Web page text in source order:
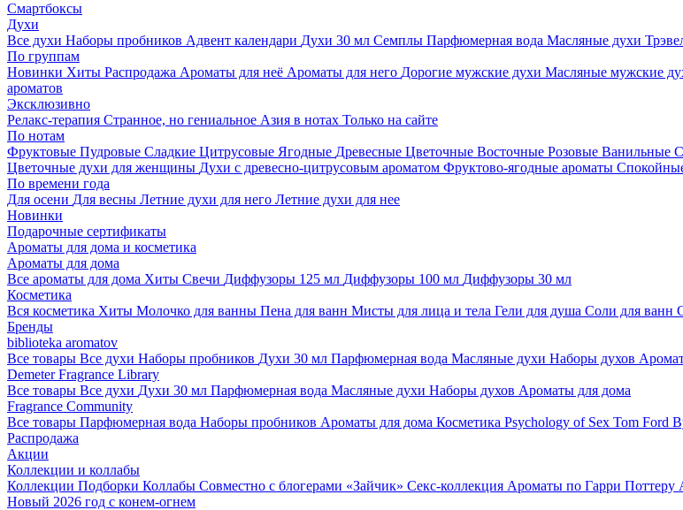
Смартбоксы
Духи
Все духи Наборы пробников Адвент календари Духи 30 мл Семплы Парфюмерная вода Масляные духи
По группам
Новинки Хиты Распродажа Ароматы для неё Ароматы для него Дорогие мужские духи Масляные мужские
ароматов
Эксклюзивно
Релакс-терапия Странное, но гениальное Азия в нотах Только на сайте
По нотам
Фруктовые Пудровые Сладкие Цитрусовые Ягодные Древесные Цветочные Восточные Розовые Ванильные
Цветочные духи для женщины Духи с древесно-цитрусовым ароматом Фруктово-ягодные ароматы
По времени года
Для осени Для весны Летние духи для него Летние духи для нее
Новинки
Подарочные сертификаты
Ароматы для дома и косметика
Ароматы для дома
Все ароматы для дома Хиты Свечи Диффузоры 125 мл Диффузоры 100 мл Диффузоры 30 мл
Косметика
Вся косметика Хиты Молочко для ванны Пена для ванн Мисты для лица и тела Гели для душа Соли для ванн
Бренды
biblioteka aromatov
Все товары Все духи Наборы пробников Духи 30 мл Парфюмерная вода Масляные духи Наборы духов
Demeter Fragrance Library
Все товары Все духи Духи 30 мл Парфюмерная вода Масляные духи Наборы духов Ароматы для дома
Fragrance Community
Все товары Парфюмерная вода Наборы пробников Ароматы для дома Косметика Psychology of Sex Tom Ford
Распродажа
Акции
Коллекции и коллабы
Коллекции Подборки Коллабы Совместно с блогерами «Зайчик» Секс-коллекция Ароматы по Гарри Поттеру
Новый 2026 год с конем-огнем